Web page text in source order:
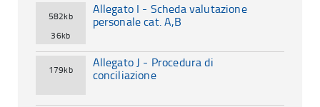
582kb
36kb
Allegato I - Scheda valutazione
personale cat. A,B
179kb
Allegato J - Procedura di
conciliazione